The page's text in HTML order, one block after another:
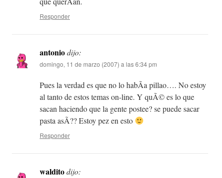
Responder
antoniodijo:
domingo, 11 de marzo (2007) a las 6:34 pm
Pues la verdad es que no lo habÃ­a pillao…. No estoy
al tanto de estos temas on-line. Y quÃ© es lo que
sacan haciendo que la gente postee? se puede sacar
pasta asÃ­?? Estoy pez en esto
Responder
walditodijo: